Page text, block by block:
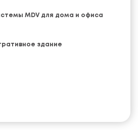
MDV для дома и офиса
здание